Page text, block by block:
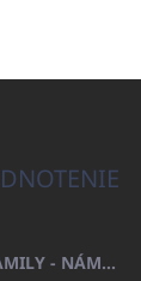
OSUŠKA 100X200 FAMILY - NÁMORNÍCKA MODRÁ (480GR)